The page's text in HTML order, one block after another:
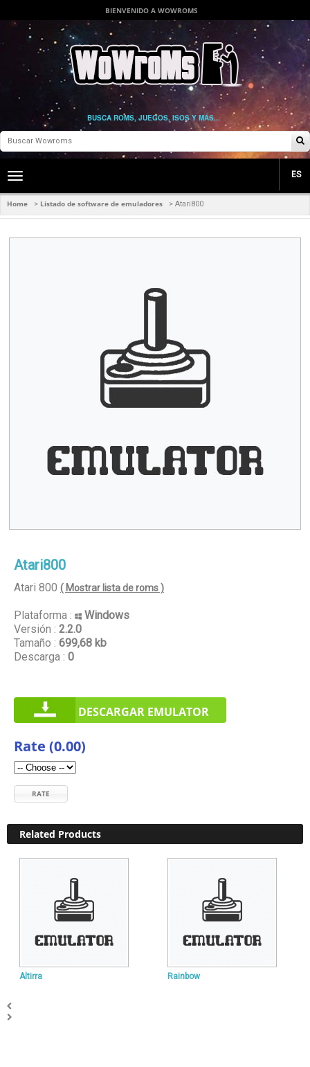
BIENVENIDO A WOWROMS
BUSCA ROMS, JUEGOS, ISOS Y MÁS...
Toggle
navigation
ES
Home > Listado de software de emuladores > Atari800
Atari800
Atari 800 ( Mostrar lista de roms )
Plataforma :
Windows
Versión : 2.2.0
Tamaño : 699,68 kb
Descarga : 0
DESCARGAR EMULATOR
Rate (0.00)
RATE
Related Products
Altirra Rainbow